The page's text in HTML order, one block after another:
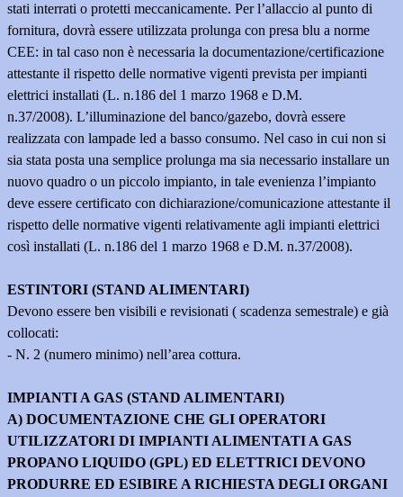
stati interrati o protetti meccanicamente. Per l’allaccio al punto di
fornitura, dovrà essere utilizzata prolunga con presa blu a norme
CEE: in tal caso non è necessaria la documentazione/certificazione
attestante il rispetto delle normative vigenti prevista per impianti
elettrici installati (L. n.186 del 1 marzo 1968 e D.M.
n.37/2008). L’illuminazione del banco/gazebo, dovrà essere
realizzata con lampade led a basso consumo. Nel caso in cui non si
sia stata posta una semplice prolunga ma sia necessario installare un
nuovo quadro o un piccolo impianto, in tale evenienza l’impianto
deve essere certificato con dichiarazione/comunicazione attestante il
rispetto delle normative vigenti relativamente agli impianti elettrici
così installati (L. n.186 del 1 marzo 1968 e D.M. n.37/2008).
ESTINTORI (STAND ALIMENTARI)
Devono essere ben visibili e revisionati ( scadenza semestrale) e già
collocati:
- N. 2 (numero minimo) nell’area cottura.
IMPIANTI A GAS (STAND ALIMENTARI)
A) DOCUMENTAZIONE CHE GLI OPERATORI
UTILIZZATORI DI IMPIANTI ALIMENTATI A GAS
PROPANO LIQUIDO (GPL) ED ELETTRICI DEVONO
PRODURRE ED ESIBIRE A RICHIESTA DEGLI ORGANI